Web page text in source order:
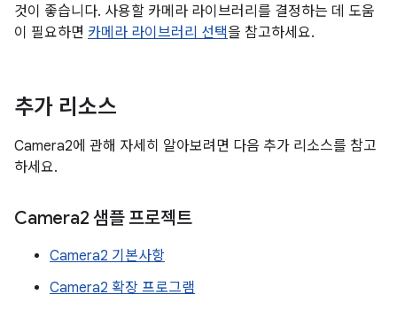
것이 좋습니다. 사용할 카메라 라이브러리를 결정하는 데 도움
이 필요하면 카메라 라이브러리 선택을 참고하세요.
추가 리소스
Camera2에 관해 자세히 알아보려면 다음 추가 리소스를 참고
하세요.
Camera2 샘플 프로젝트
Camera2 기본사항
Camera2 확장 프로그램